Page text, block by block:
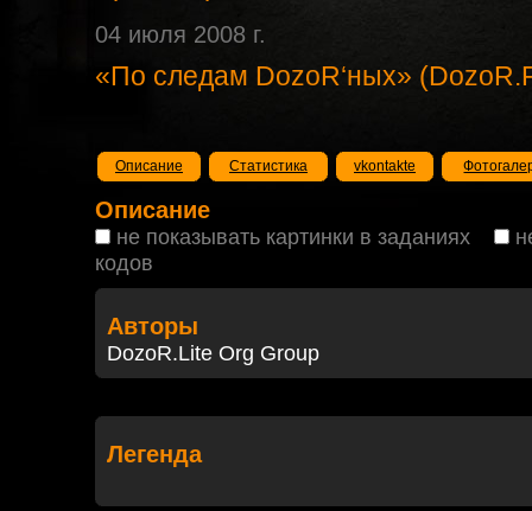
04 июля 2008 г.
«По следам DozoR‘ных»
Описание Статистика vkontakte
Описание
не показывать картинки в заданиях
кодов
Авторы
DozoR.Lite Org Group
Легенда